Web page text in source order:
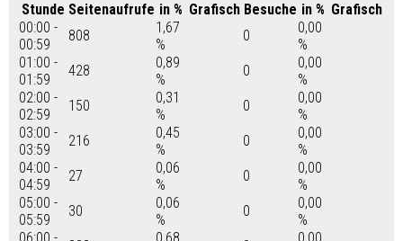
Stunde Seitenaufrufe in % Grafisch Besuche in % Grafisch
00:00 -
00:59
808
1,67
%
0
0,00
%
01:00 -
01:59
428
0,89
%
0
0,00
%
02:00 -
02:59
150
0,31
%
0
0,00
%
03:00 -
03:59
216
0,45
%
0
0,00
%
04:00 -
04:59
27
0,06
%
0
0,00
%
05:00 -
05:59
30
0,06
%
0
0,00
%